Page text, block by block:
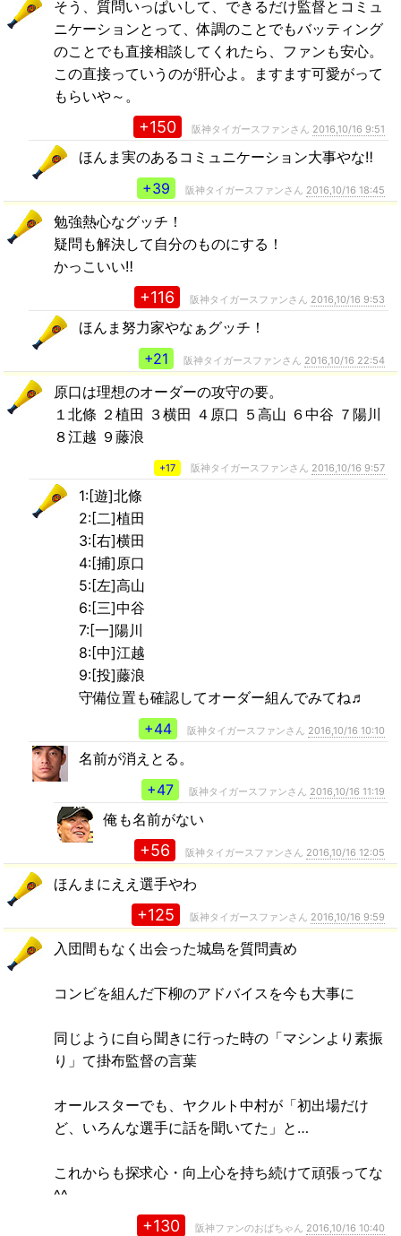
そう、質問いっぱいして、できるだけ監督とコミュ
ニケーションとって、体調のことでもバッティング
のことでも直接相談してくれたら、ファンも安心。
この直接っていうのが肝心よ。ますます可愛がって
もらいや～。
+150 阪神タイガースファンさん 2016,10/16 9:51
ほんま実のあるコミュニケーション大事やな‼️
+39
阪神タイガースファンさん 2016,10/16 18:45
勉強熱心なグッチ！
疑問も解決して自分のものにする！
かっこいい‼️
+116 阪神タイガースファンさん 2016,10/16 9:53
ほんま努力家やなぁグッチ！
+21
阪神タイガースファンさん 2016,10/16 22:54
原口は理想のオーダーの攻守の要。
１北條 ２植田 ３横田 ４原口 ５高山 ６中谷 ７陽川
８江越 ９藤浪
+17 阪神タイガースファンさん 2016,10/16 9:57
1:[遊]北條
2:[二]植田
3:[右]横田
4:[捕]原口
5:[左]高山
6:[三]中谷
7:[一]陽川
8:[中]江越
9:[投]藤浪
守備位置も確認してオーダー組んでみてね♬
+44
阪神タイガースファンさん 2016,10/16 10:10
名前が消えとる。
+47
阪神タイガースファンさん 2016,10/16 11:19
俺も名前がない
+56 阪神タイガースファンさん 2016,10/16 12:05
ほんまにええ選手やわ
+125 阪神タイガースファンさん 2016,10/16 9:59
入団間もなく出会った城島を質問責め
コンビを組んだ下柳のアドバイスを今も大事に
同じように自ら聞きに行った時の「マシンより素振
り」て掛布監督の言葉
オールスターでも、ヤクルト中村が「初出場だけ
ど、いろんな選手に話を聞いてた」と…
これからも探求心・向上心を持ち続けて頑張ってな
^^
+130 阪神ファンのおばちゃん 2016,10/16 10:40